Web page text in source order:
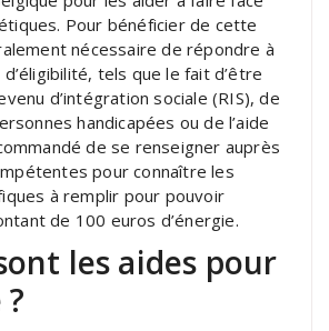
Pour bénéficier de cette
nécessaire de répondre à
tels que le fait d’être
d’intégration sociale (RIS), de
handicapées ou de l’aide
de se renseigner auprès
pour connaître les
à remplir pour pouvoir
de 100 euros d’énergie.
les aides pour